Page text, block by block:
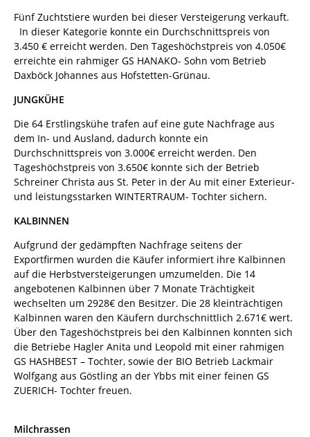
Fünf Zuchtstiere wurden bei dieser Versteigerung verkauft.
In dieser Kategorie konnte ein Durchschnittspreis von
3.450 € erreicht werden. Den Tageshöchstpreis von 4.050€
erreichte ein rahmiger GS HANAKO- Sohn vom Betrieb
Daxböck Johannes aus Hofstetten-Grünau.
JUNGKÜHE
Die 64 Erstlingskühe trafen auf eine gute Nachfrage aus
dem In- und Ausland, dadurch konnte ein
Durchschnittspreis von 3.000€ erreicht werden. Den
Tageshöchstpreis von 3.650€ konnte sich der Betrieb
Schreiner Christa aus St. Peter in der Au mit einer Exterieur-
und leistungsstarken WINTERTRAUM- Tochter sichern.
KALBINNEN
Aufgrund der gedämpften Nachfrage seitens der
Exportfirmen wurden die Käufer informiert ihre Kalbinnen
auf die Herbstversteigerungen umzumelden. Die 14
angebotenen Kalbinnen über 7 Monate Trächtigkeit
wechselten um 2928€ den Besitzer. Die 28 kleinträchtigen
Kalbinnen waren den Käufern durchschnittlich 2.671€ wert.
Über den Tageshöchstpreis bei den Kalbinnen konnten sich
die Betriebe Hagler Anita und Leopold mit einer rahmigen
GS HASHBEST – Tochter, sowie der BIO Betrieb Lackmair
Wolfgang aus Göstling an der Ybbs mit einer feinen GS
ZUERICH- Tochter freuen.
Milchrassen